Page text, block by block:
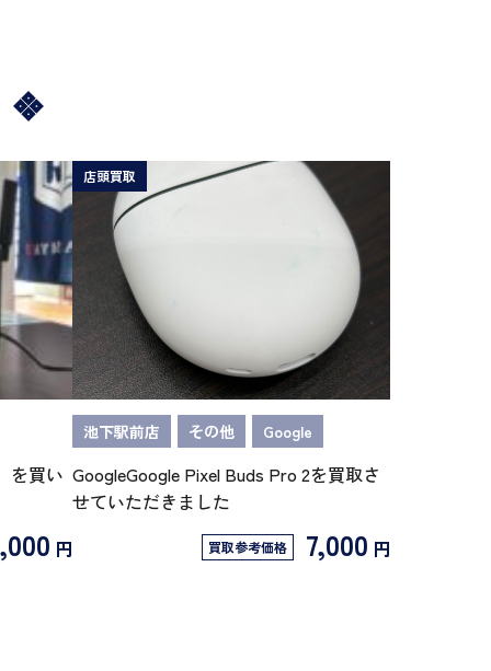
を買い
円
店頭買取
池下駅前店 その他 Google
GoogleGoogle Pixel Buds Pro 2を買取さ
せていただきました
買取参考価格 7,000 円